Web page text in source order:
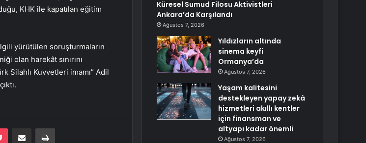
KHK ile kapatılan eğitim
yürütülen soruşturmaların
olan harekât sınırını
Silahlı Kuvvetleri imamı” Adil
Pocket E-Posta ile paylaş Yazdır
Küresel Sumud Filosu Aktivistleri
Ankara’da Karşılandı
Ağustos 7, 2026
Yıldızların altında
sinema keyfi
Ormanya’da
Ağustos 7, 2026
Yaşam kalitesini
destekleyen yapay zekâ
hizmetleri akıllı kentler
için finansman ve
altyapı kadar önemli
Ağustos 7, 2026